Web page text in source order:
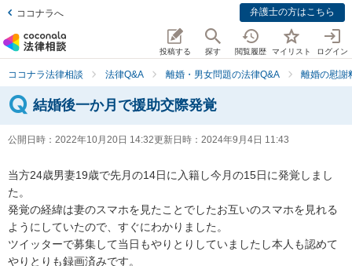
ココナラへ 弁護士の方はこちら
投稿する 探す 閲覧履歴 マイリスト ログイン
ココナラ法律相談 法律Q&A 離婚・男女問題の法律Q&A 離婚の慰謝
結婚後一か月で援助交際発覚
公開日時： 2022年10月20日 14:32更新日時： 2024年9月4日 11:43
当方24歳男妻19歳で先月の14日に入籍し今月の15日に発覚しまし
た。
発覚の経緯は妻のスマホを見たことでしたお互いのスマホを見れる
ようにしていたので、すぐにわかりました。
ツイッターで募集して当日もやりとりしていましたし本人も認めて
やりとりも録画済みです。